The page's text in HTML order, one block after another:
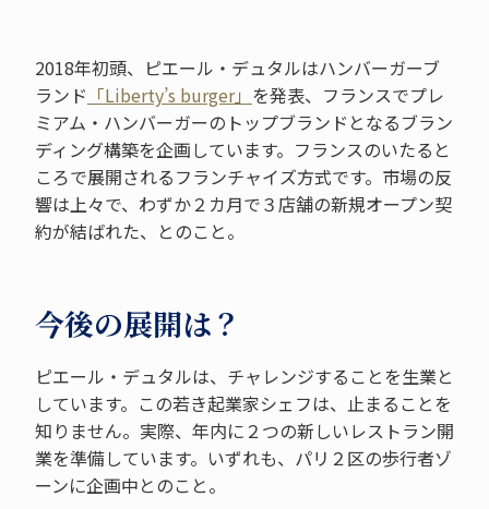
2018年初頭、ピエール・デュタルはハンバーガーブ
ランド 「Liberty’s burger」 を発表、フランスでプレ
ミアム・ハンバーガーのトップブランドとなるブラン
ディング構築を企画しています。フランスのいたると
ころで展開されるフランチャイズ方式です。市場の反
響は上々で、わずか２カ月で３店舗の新規オープン契
約が結ばれた、とのこと。
今後の展開は？
ピエール・デュタルは、チャレンジすることを生業と
しています。この若き起業家シェフは、止まることを
知りません。実際、年内に２つの新しいレストラン開
業を準備しています。いずれも、パリ２区の歩行者ゾ
ーンに企画中とのこと。